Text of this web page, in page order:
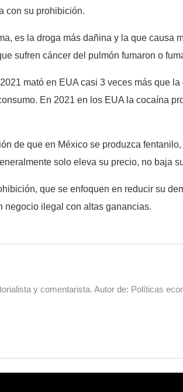
con su prohibición.
es la droga más dañina y la que causa
sufren cáncer del pulmón fumaron o
mató en EUA casi 3 veces más que la
En 2021 en los EUA la cocaína
de que en México se produzca
solo eleva su precio, no baja
que se enfoquen en reducir su
negocio ilegal con altas ganancias.
y comentarista. Autor de: Políticas